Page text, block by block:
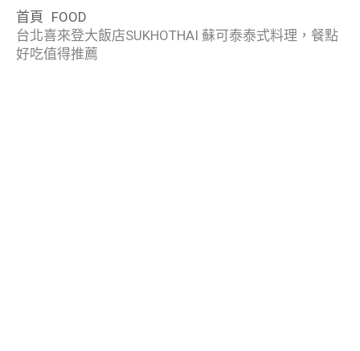
首頁 FOOD
台北喜來登大飯店SUKHOTHAI 蘇可泰泰式料理，餐點
好吃值得推薦